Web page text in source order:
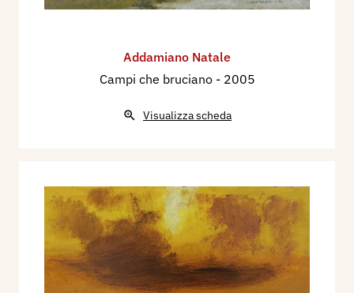
Addamiano Natale
Campi che bruciano - 2005
Visualizza scheda